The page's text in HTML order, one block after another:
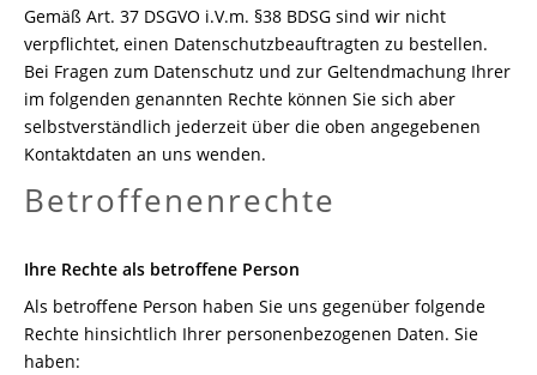
Gemäß Art. 37 DSGVO i.V.m. §38 BDSG sind wir nicht
verpflichtet, einen Datenschutzbeauftragten zu bestellen.
Bei Fragen zum Datenschutz und zur Geltendmachung Ihrer
im folgenden genannten Rechte können Sie sich aber
selbstverständlich jederzeit über die oben angegebenen
Kontaktdaten an uns wenden.
Betroffenenrechte
Ihre Rechte als betroffene Person
Als betroffene Person haben Sie uns gegenüber folgende
Rechte hinsichtlich Ihrer personenbezogenen Daten. Sie
haben: